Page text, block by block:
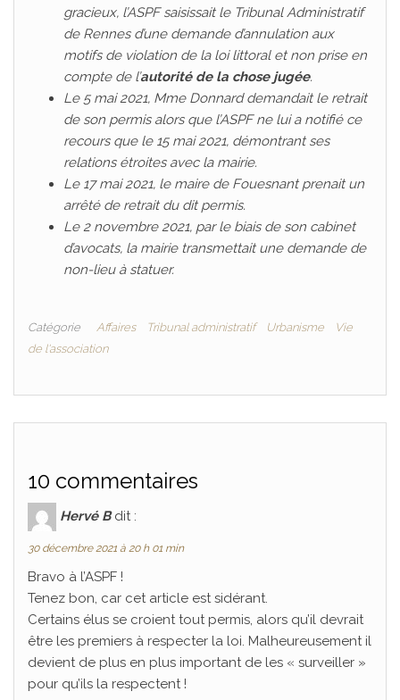
gracieux, l’ASPF saisissait le Tribunal Administratif
de Rennes d’une demande d’annulation aux
motifs de violation de la loi littoral et non prise en
compte de l’autorité de la chose jugée.
Le 5 mai 2021, Mme Donnard demandait le retrait
de son permis alors que l’ASPF ne lui a notifié ce
recours que le 15 mai 2021, démontrant ses
relations étroites avec la mairie.
Le 17 mai 2021, le maire de Fouesnant prenait un
arrêté de retrait du dit permis.
Le 2 novembre 2021, par le biais de son cabinet
d’avocats, la mairie transmettait une demande de
non-lieu à statuer.
Catégorie Affaires Tribunal administratif Urbanisme
Vie
de l'association
10 commentaires
Hervé B dit :
30 décembre 2021 à 20 h 01 min
Bravo à l’ASPF !
Tenez bon, car cet article est sidérant.
Certains élus se croient tout permis, alors qu’il devrait
être les premiers à respecter la loi. Malheureusement il
devient de plus en plus important de les « surveiller »
pour qu’ils la respectent !